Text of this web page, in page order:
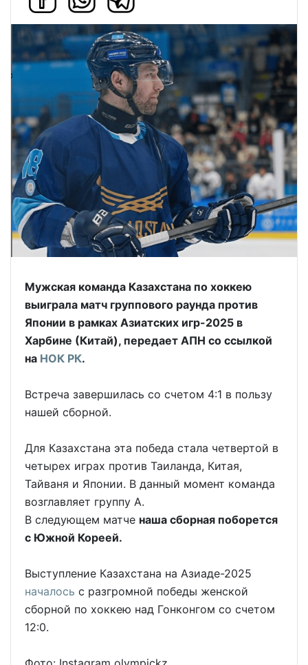
Мужская команда Казахстана по хоккею
выиграла матч группового раунда против
Японии в рамках Азиатских игр-2025 в
Харбине (Китай), передает АПН со ссылкой
на НОК РК.
Встреча завершилась со счетом 4:1 в пользу
нашей сборной.
Для Казахстана эта победа стала четвертой в
четырех играх против Таиланда, Китая,
Тайваня и Японии. В данный момент команда
возглавляет группу A.
В следующем матче наша сборная поборется
с Южной Кореей.
Выступление Казахстана на Азиаде-2025
началось с разгромной победы женской
сборной по хоккею над Гонконгом со счетом
12:0.